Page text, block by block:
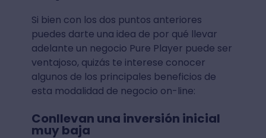
Si bien con los dos puntos anteriores
puedes darte una idea de por qué llevar
adelante un negocio Pure Player puede ser
ventajoso, quizás te interese conocer
algunos de los principales beneficios de
esta modalidad de negocio on-line:
Conllevan una inversión inicial
muy baja